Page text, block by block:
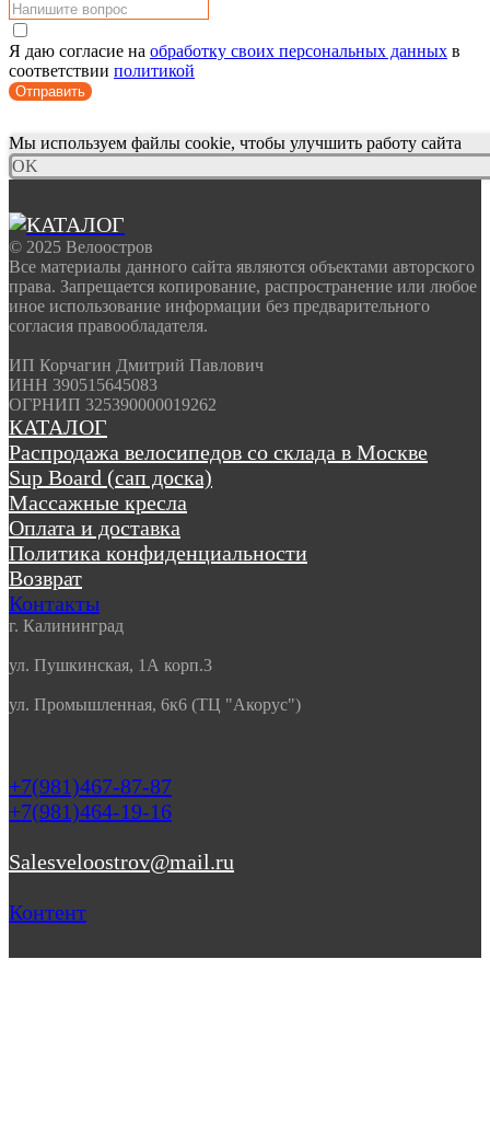
Я даю согласие на обработку своих персональных данных в
соответствии политикой
Отправить
Мы используем файлы cookie, чтобы улучшить работу сайта
OK
© 2025 Велоостров
Все материалы данного сайта являются объектами авторского
права. Запрещается копирование, распространение или любое
иное использование информации без предварительного
согласия правообладателя.
ИП Корчагин Дмитрий Павлович
ИНН 390515645083
ОГРНИП 325390000019262
КАТАЛОГ
Распродажа велосипедов со склада в Москве
Sup Board (сап доска)
Массажные кресла
Оплата и доставка
Политика конфиденциальности
Возврат
Контакты
г. Калининград
ул. Пушкинская, 1А корп.3
ул. Промышленная, 6к6 (ТЦ "Акорус")
+7(981)467-87-87
+7(981)464-19-16
Salesveloostrov@mail.ru
Контент